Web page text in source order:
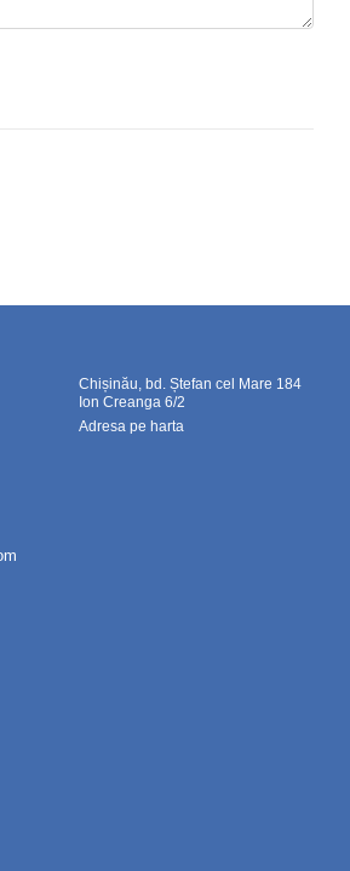
Chișinău, bd. Ștefan cel Mare 184
Ion Creanga 6/2
Adresa pe harta